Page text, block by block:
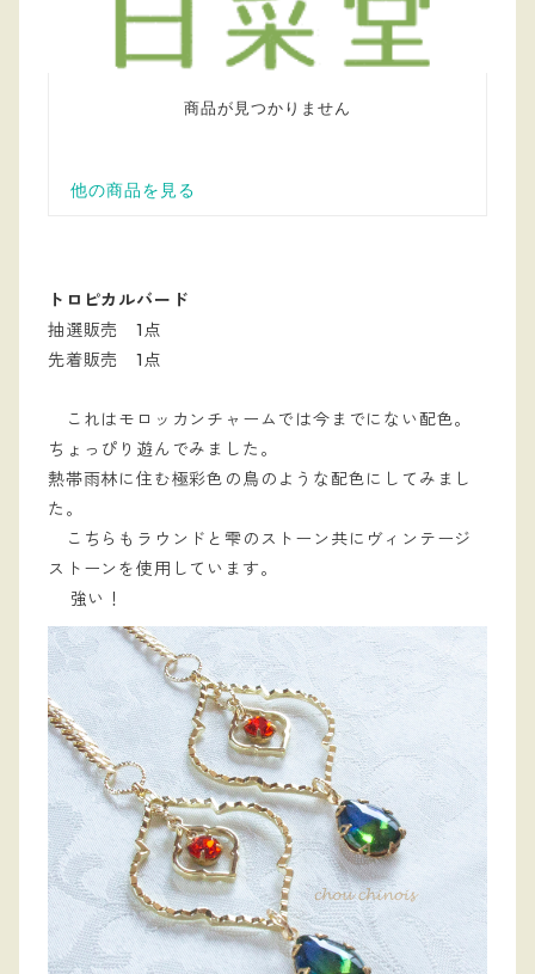
トロピカルバード
抽選販売 1点
先着販売 1点
これはモロッカンチャームでは今までにない配色。
ちょっぴり遊んでみました。
熱帯雨林に住む極彩色の鳥のような配色にしてみまし
た。
こちらもラウンドと雫のストーン共にヴィンテージ
ストーンを使用しています。
強い！